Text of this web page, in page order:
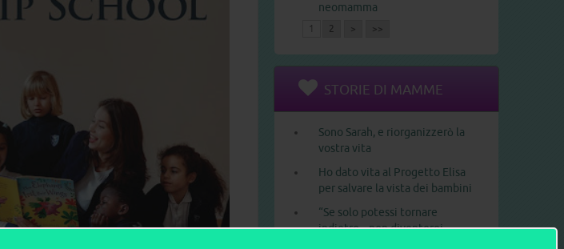
neomamma
1 2 > >>
STORIE DI MAMME
Sono Sarah, e riorganizzerò la
vostra vita
Ho dato vita al Progetto Elisa
per salvare la vista dei bambini
“Se solo potessi tornare
indietro... non diventerei